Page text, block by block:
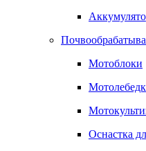
Мотоблоки
Оснастка